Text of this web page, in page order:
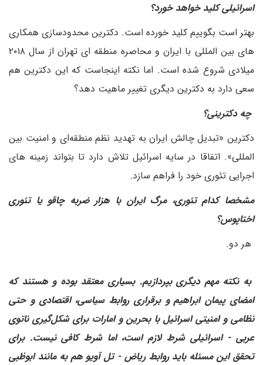
اسرائیلی کلید خواهد خورد؟
بهتر است بگوییم کلید خورده است. دکترین محدودسازی همکاری
های بین المللی با ایران و محاصره منطقه ای تهران از سال ۲۰۱۸
میلادی شروع شده است. اما نکته اینجاست که این دکترین هم
سعی دارد به دکترین دیگری تغییر ماهیت دهد؟
چه دکترینی؟
دکترین «تبدیل چالش ایران به تهدید نظم منطقه‌ای و امنیت بین
المللی». اتفاقا در سایه اسرائیل تلاش دارد تا بتواند زمینه های
اجرایی تئوری خود را فراهم سازد.
مشخصا کدام تئوری، مرگ ایران با هزار ضربه چاقو یا تئوری
اختاپوس؟
هر دو.
به نکته مهم دیگری بپردازیم. بسیاری معتقد بوده و هستند که
امضای پیمان ابراهیم و برقراری روابط سیاسی، اقتصادی و حتی
نظامی و امنیتی اسرائیل با بحرین و امارات برای شکل‌گیری ناتوی
عربی - اسرائیلی شرط لازم است، اما شرط کافی نیست. برای
تحقق این مسئله باید روابط ریاض - تل آویو هم به مانند ابوظبی